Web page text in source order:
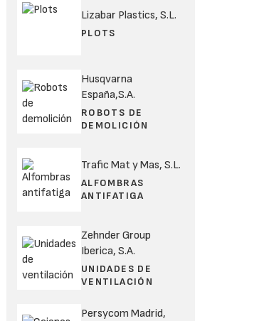
Lizabar Plastics, S.L.
PLOTS
Husqvarna
España,S.A.
ROBOTS DE
DEMOLICIÓN
Trafic Mat y Mas, S.L.
ALFOMBRAS
ANTIFATIGA
Zehnder Group
Iberica, S.A.
UNIDADES DE
VENTILACIÓN
Persycom Madrid,